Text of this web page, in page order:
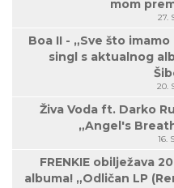
mom
27.
Boa II - „Sve što
singl s aktualnog
20.
Živa Voda ft. Darko
„Angel's
16.
FRENKIE obilježava
albuma! „Odličan LP